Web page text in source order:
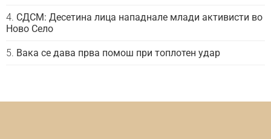
СДСМ: Десетина лица нападнале млади активисти во
Ново Село
Вака се дава прва помош при топлотен удар